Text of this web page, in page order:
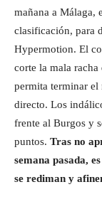
mañana a Málaga,
clasificación, para
Hypermotion. El
corte la mala
permita terminar el
directo. Los
frente al Burgos y
puntos. Tras no
semana pasada,
se rediman y